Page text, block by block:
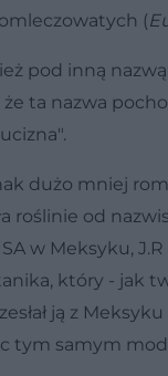
(
pod inną
ta nazwa
dużo mniej
roślinie od
w Meksyku,
który - jak
ją z Meksyku
tym samym